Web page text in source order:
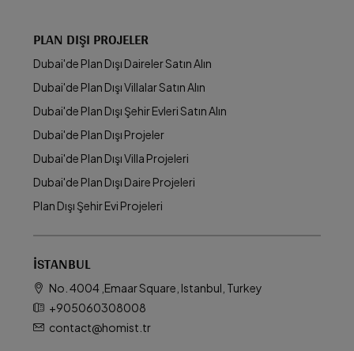
PLAN DIŞI PROJELER
Dubai'de Plan Dışı Daireler Satın Alın
Dubai'de Plan Dışı Villalar Satın Alın
Dubai'de Plan Dışı Şehir Evleri Satın Alın
Dubai'de Plan Dışı Projeler
Dubai'de Plan Dışı Villa Projeleri
Dubai'de Plan Dışı Daire Projeleri
Plan Dışı Şehir Evi Projeleri
İSTANBUL
No. 4004 ,Emaar Square, Istanbul, Turkey
+905060308008
contact@homist.tr